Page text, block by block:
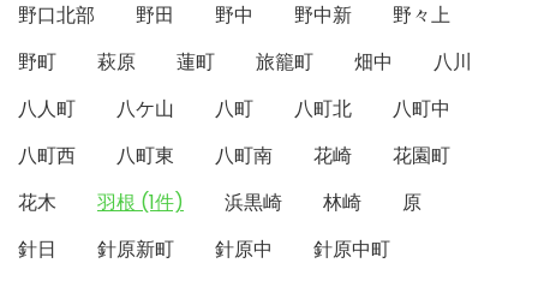
野口北部
野田 野中 野中新
野々上
野町
萩原 蓮町 旅籠町 畑中
八川
八人町
八ケ山 八町 八町北
八町中
八町西
八町東 八町南 花崎
花園町
花木
羽根 (1件) 浜黒崎 林崎
原
針日
針原新町 針原中 針原中町